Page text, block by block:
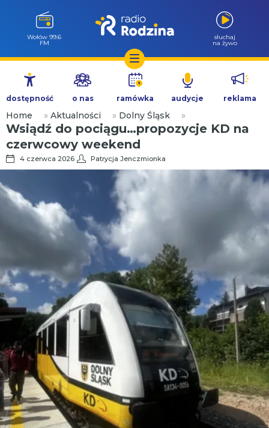
Przejdź
treści
Wołów 99.6
FM
słuchaj
na żywo
dostępność o nas ramówka audycje reklama
Home » Aktualności » Dolny Śląsk »
Wsiądź do pociągu…propozycje KD na
czerwcowy weekend
4 czerwca 2026 Patrycja Jenczmionka